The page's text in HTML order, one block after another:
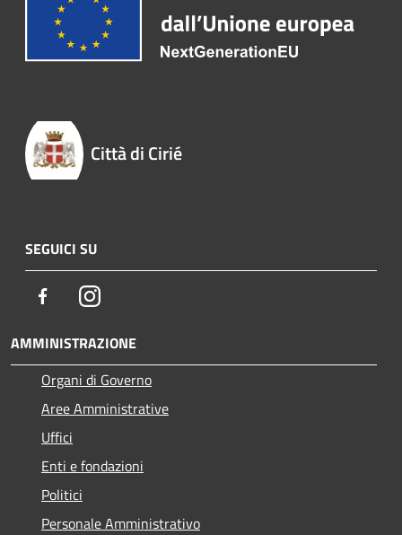
Città di Cirié
SEGUICI SU
FacebookInstagram
AMMINISTRAZIONE
Organi di Governo
Aree Amministrative
Uffici
Enti e fondazioni
Politici
Personale Amministrativo